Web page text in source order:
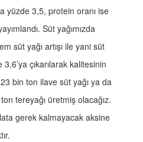
yüzde 3,5, protein oranı ise
Süt yağımızda
süt yağı artışı ile yani süt
çıkarılarak kalitesinin
23 bin ton ilave süt yağı ya da
tereyağı üretmiş olacağız.
gerek kalmayacak aksine